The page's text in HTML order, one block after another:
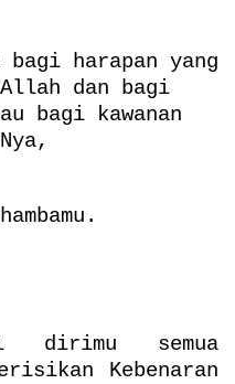
bagi harapan yang
Allah dan bagi
bagi kawanan
dirimu semua
Kebenaran